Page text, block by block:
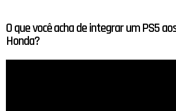
O que você acha de integrar um PS5
Honda?